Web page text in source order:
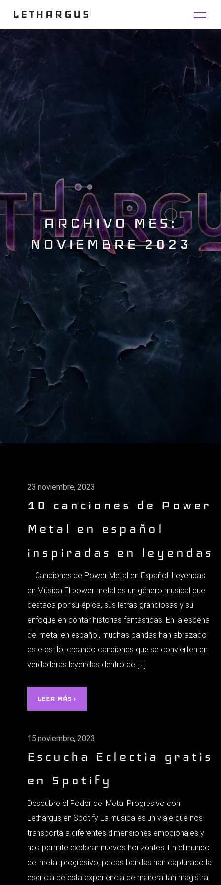
LETHARGUS
ARCHIVO MES:
NOVIEMBRE 2023
23 noviembre, 2023
10 canciones de Power
Metal en español
inspiradas en leyendas
Canciones de Power Metal en Español: Leyendas
en Música El power metal es un género musical que
destaca por su épica, sus letras grandiosas y su
enfoque en contar historias fantásticas. En la escena
del metal en español, muchas bandas han abrazado
este estilo, creando canciones que se convierten en
verdaderas leyendas dentro de […]
LEER MÁS ›
15 noviembre, 2023
Escucha Eclectia gratis
en Spotify
Descubre el Poder del Metal Progresivo con
Lethargus en Spotify La música es un viaje que nos
transporta a diferentes dimensiones emocionales y
nos permite explorar nuevos horizontes. En el mundo
del metal progresivo, pocas bandas han capturado la
esencia de esta experiencia de manera tan magistral